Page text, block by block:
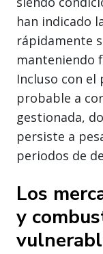
han indicado
rápidamente
manteniendo
Incluso con el
probable a
gestionada,
persiste a
periodos de
Los
y